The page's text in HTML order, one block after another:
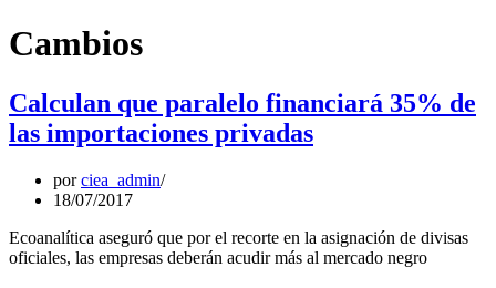
Cambios
Calculan que paralelo financiará 35% de
las importaciones privadas
porciea_admin
18/07/2017
Ecoanalítica aseguró que por el recorte en la asignación de divisas
oficiales, las empresas deberán acudir más al mercado negro